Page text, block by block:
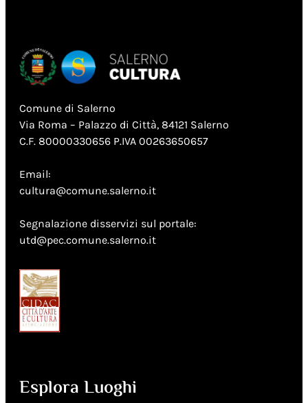
Comune di Salerno
Via Roma – Palazzo di Città, 84121 Salerno
C.F. 80000330656 P.IVA 00263650657
Email:
cultura@comune.salerno.it
Segnalazione disservizi sul portale:
utd@pec.comune.salerno.it
Esplora Luoghi